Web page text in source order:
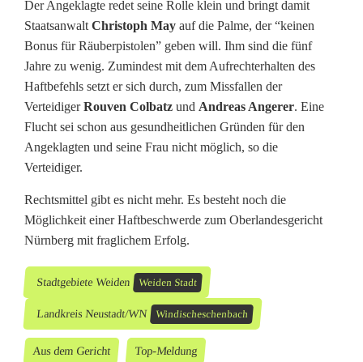
Der Angeklagte redet seine Rolle klein und bringt damit
Staatsanwalt Christoph May auf die Palme, der “keinen
Bonus für Räuberpistolen” geben will. Ihm sind die fünf
Jahre zu wenig. Zumindest mit dem Aufrechterhalten des
Haftbefehls setzt er sich durch, zum Missfallen der
VerteidigerRouven Colbatz und Andreas Angerer. Eine
Flucht sei schon aus gesundheitlichen Gründen für den
Angeklagten und seine Frau nicht möglich, so die
Verteidiger.
Rechtsmittel gibt es nicht mehr. Es besteht noch die
Möglichkeit einer Haftbeschwerde zum Oberlandesgericht
Nürnberg mit fraglichem Erfolg.
Stadtgebiete Weiden Weiden Stadt
Landkreis Neustadt/WN Windischeschenbach
Aus dem Gericht Top-Meldung